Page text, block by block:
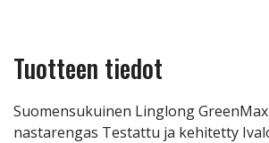
Tuotteen tiedot
Suomensukuinen Linglong
nastarengas Testattu ja kehitetty